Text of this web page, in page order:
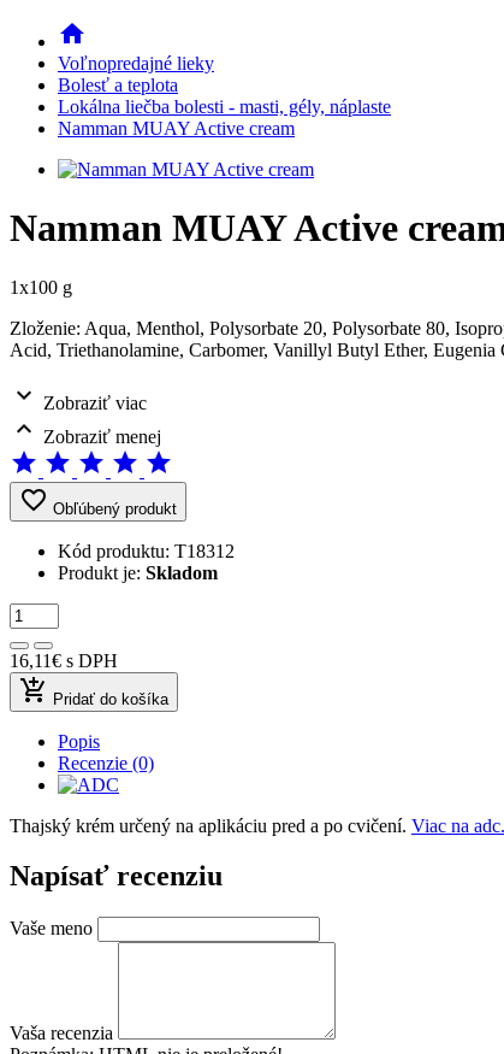
home
Voľnopredajné lieky
Bolesť a teplota
Lokálna liečba bolesti - masti, gély, náplaste
Namman MUAY Active cream
Namman MUAY Active
1x100 g
Zloženie: Aqua, Menthol, Polysorbate 20, Polysorbate 80,
Acid, Triethanolamine, Carbomer, Vanillyl Butyl Ether,
expand_more Zobraziť viac
expand_less Zobraziť menej
star star star star star
favorite_border Obľúbený produkt
Kód produktu: T18312
Produkt je: Skladom
16,11€ s DPH
add_shopping_cart Pridať do košíka
Popis
Recenzie (0)
Thajský krém určený na aplikáciu pred a po cvičení. Viac na
Napísať recenziu
Vaše meno
Vaša recenzia